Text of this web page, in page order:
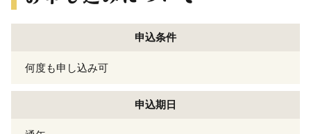
申込条件
何度も申し込み可
申込期日